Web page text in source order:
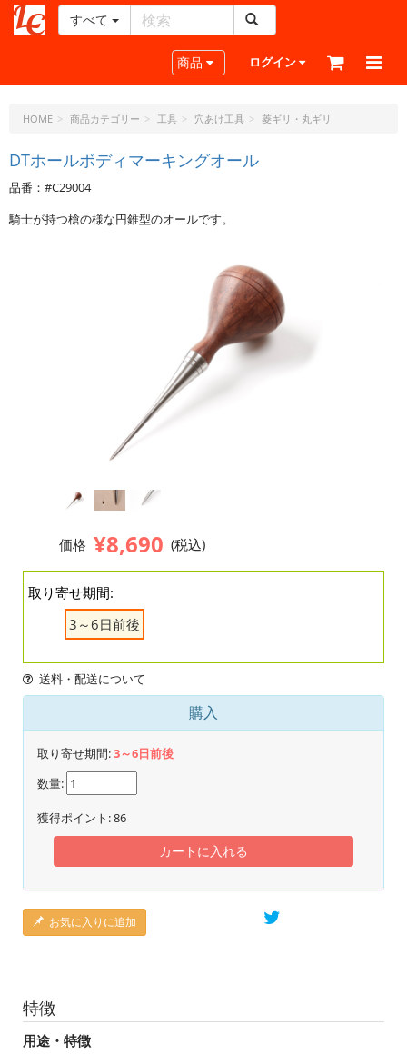
ー
ラ
ト・
ド
ッ
ト・
すべて
Toggle navigation
商品 ログイン
HOME 商品カテゴリー 工具 穴あけ工具 菱ギリ・丸ギリ
DTホールボディマーキングオール
品番：#C29004
騎士が持つ槍の様な円錐型のオールです。
価格 ¥8,690 (税込)
取り寄せ期間:
3～6日前後
送料・配送について
購入
取り寄せ期間:3～6日前後
数量:
獲得ポイント:86
カートに入れる
お気に入りに追加
特徴
用途・特徴